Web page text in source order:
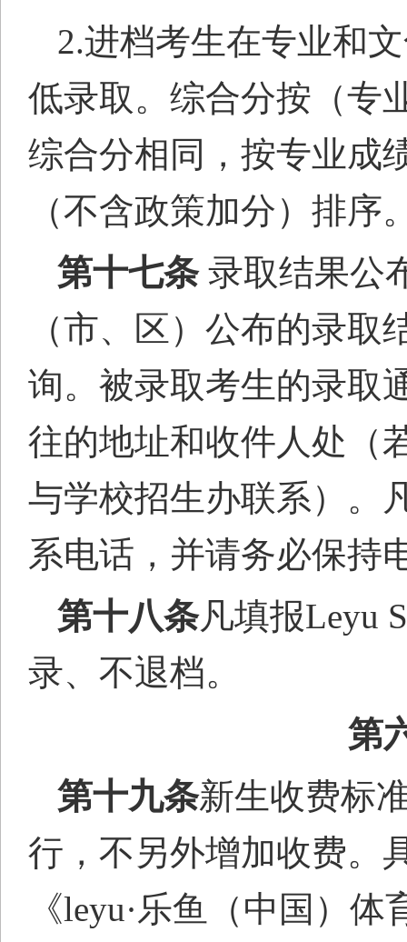
2.进档考生在专业和
低录取。综合分按（专
综合分相同，按专业成
（不含政策加分）排序
第十七条 录取结果公
（市、区）公布的录
询。被录取考生的录取
往的地址和收件人处（
与学校招生办联系）。
系电话，并请务必保持
第十八条凡填报Leyu
录、不退档。
第
第十九条新生收费标
行，不另外增加收费。
《leyu·乐鱼（中国）体